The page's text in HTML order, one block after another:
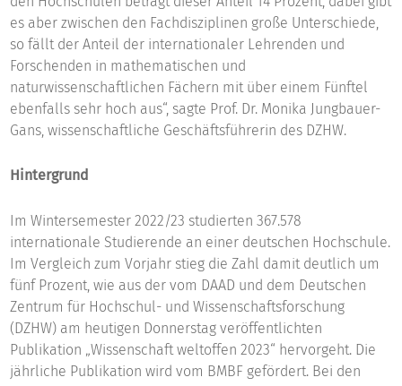
es aber zwischen den Fachdisziplinen große Unterschiede,
so fällt der Anteil der internationaler Lehrenden und
Forschenden in mathematischen und
naturwissenschaftlichen Fächern mit über einem Fünftel
ebenfalls sehr hoch aus“, sagte Prof. Dr. Monika Jungbauer-
Gans, wissenschaftliche Geschäftsführerin des DZHW.
Hintergrund
Im Wintersemester 2022/23 studierten 367.578
internationale Studierende an einer deutschen Hochschule.
Im Vergleich zum Vorjahr stieg die Zahl damit deutlich um
fünf Prozent, wie aus der vom DAAD und dem Deutschen
Zentrum für Hochschul- und Wissenschaftsforschung
(DZHW) am heutigen Donnerstag veröffentlichten
Publikation „Wissenschaft weltoffen 2023“ hervorgeht. Die
jährliche Publikation wird vom BMBF gefördert. Bei den